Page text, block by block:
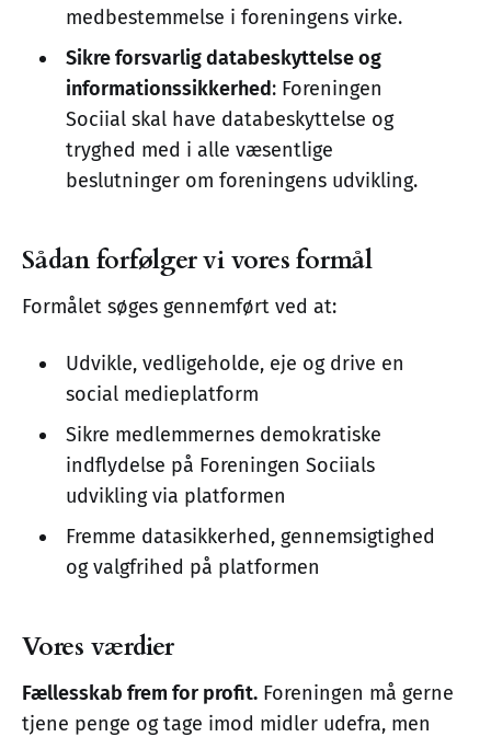
medbestemmelse i foreningens virke.
Sikre forsvarlig databeskyttelse og
informationssikkerhed: Foreningen
Sociial skal have databeskyttelse og
tryghed med i alle væsentlige
beslutninger om foreningens udvikling.
Sådan forfølger vi vores formål
Formålet søges gennemført ved at:
Udvikle, vedligeholde, eje og drive en
social medieplatform
Sikre medlemmernes demokratiske
indflydelse på Foreningen Sociials
udvikling via platformen
Fremme datasikkerhed, gennemsigtighed
og valgfrihed på platformen
Vores værdier
Fællesskab frem for profit. Foreningen må gerne
tjene penge og tage imod midler udefra, men